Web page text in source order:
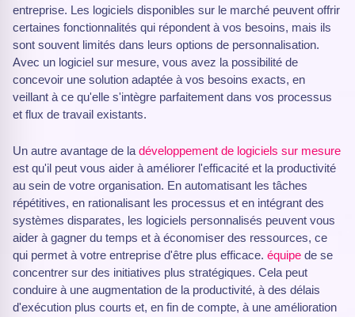
entreprise. Les logiciels disponibles sur le marché peuvent offrir
certaines fonctionnalités qui répondent à vos besoins, mais ils
sont souvent limités dans leurs options de personnalisation.
Avec un logiciel sur mesure, vous avez la possibilité de
concevoir une solution adaptée à vos besoins exacts, en
veillant à ce qu'elle s'intègre parfaitement dans vos processus
et flux de travail existants.
Un autre avantage de la développement de logiciels sur mesure
est qu'il peut vous aider à améliorer l'efficacité et la productivité
au sein de votre organisation. En automatisant les tâches
répétitives, en rationalisant les processus et en intégrant des
systèmes disparates, les logiciels personnalisés peuvent vous
aider à gagner du temps et à économiser des ressources, ce
qui permet à votre entreprise d'être plus efficace. équipe de se
concentrer sur des initiatives plus stratégiques. Cela peut
conduire à une augmentation de la productivité, à des délais
d'exécution plus courts et, en fin de compte, à une amélioration